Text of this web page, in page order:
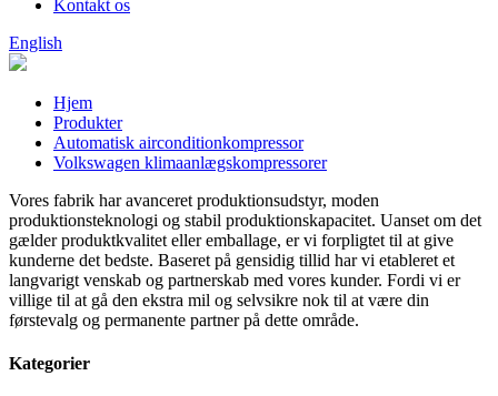
Kontakt os
English
Hjem
Produkter
Automatisk airconditionkompressor
Volkswagen klimaanlægskompressorer
Vores fabrik har avanceret produktionsudstyr, moden
produktionsteknologi og stabil produktionskapacitet. Uanset om det
gælder produktkvalitet eller emballage, er vi forpligtet til at give
kunderne det bedste. Baseret på gensidig tillid har vi etableret et
langvarigt venskab og partnerskab med vores kunder. Fordi vi er
villige til at gå den ekstra mil og selvsikre nok til at være din
førstevalg og permanente partner på dette område.
Kategorier